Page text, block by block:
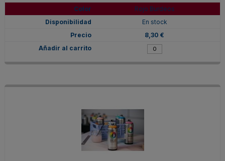
Rojo Burdeos
En stock
8,30 €